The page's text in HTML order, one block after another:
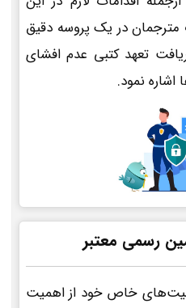
در یک پروسه دقیق
تعهد کتبی عدم افشای
اشاره نمود.
رسمی معتبر
خاص خود از اهمیت